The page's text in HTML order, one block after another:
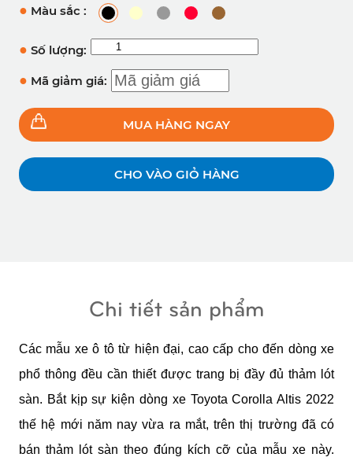
● Màu sắc :
● Số lượng:
● Mã giảm giá:
MUA HÀNG NGAY
CHO VÀO GIỎ HÀNG
Chi tiết sản phẩm
Các mẫu xe ô tô từ hiện đại, cao cấp cho đến dòng xe
phổ thông đều cần thiết được trang bị đầy đủ thảm lót
sàn. Bắt kịp sự kiện dòng xe Toyota Corolla Altis 2022
thế hệ mới năm nay vừa ra mắt, trên thị trường đã có
bán thảm lót sàn theo đúng kích cỡ của mẫu xe này.